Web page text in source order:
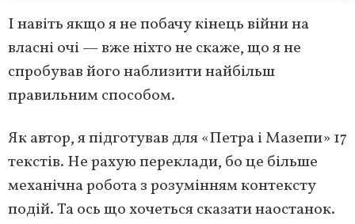
І навіть якщо я не побачу кінець війни на
власні очі — вже ніхто не скаже, що я не
спробував його наблизити найбільш
правильним способом.
Як автор, я підготував для «Петра і Мазепи» 17
текстів. Не рахую переклади, бо це більше
механічна робота з розумінням контексту
подій. Та ось що хочеться сказати наостанок.